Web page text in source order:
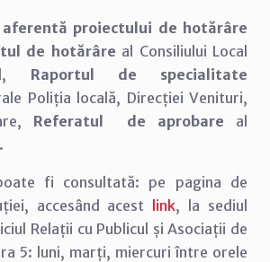
proiectului de hotărâre
de hotărâre al Consiliului Local
Raportul de specialitate
Poliția locală, Direcției Venituri,
Referatul de aprobare al
fi consultată: pe pagina de
accesând acest link, la sediul
Relații cu Publicul și Asociații de
5: luni, marți, miercuri între orele